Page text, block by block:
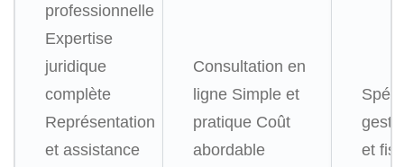
professionnelle
Expertise
juridique
complète
Représentation
et assistance
Consultation en
ligne Simple et
pratique Coût
abordable
et